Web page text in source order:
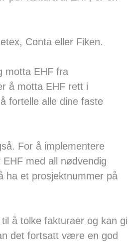
Conta eller Fiken.
motta EHF fra
å motta EHF rett i
fortelle alle dine faste
For å implementere
med all nødvendig
ha et prosjektnummer på
å tolke fakturaer og kan gi
det fortsatt være en god